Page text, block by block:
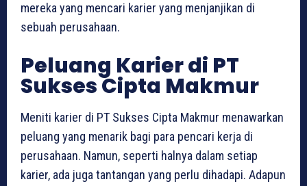
mereka yang mencari karier yang menjanjikan di
sebuah perusahaan.
Peluang Karier di PT
Sukses Cipta Makmur
Meniti karier di PT Sukses Cipta Makmur menawarkan
peluang yang menarik bagi para pencari kerja di
perusahaan. Namun, seperti halnya dalam setiap
karier, ada juga tantangan yang perlu dihadapi. Adapun